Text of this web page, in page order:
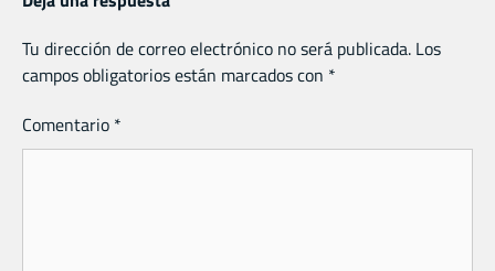
Tu dirección de correo electrónico no será publicada. Los
campos obligatorios están marcados con *
Comentario *